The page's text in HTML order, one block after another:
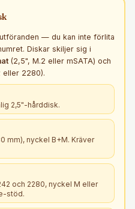
— du kan inte förlita
Diskar skiljer sig i
(2,5", M.2 eller mSATA) och
eller 2280).
2,5"-hårddisk.
mm), nyckel B+M. Kräver
och 2280, nyckel M eller
stöd.